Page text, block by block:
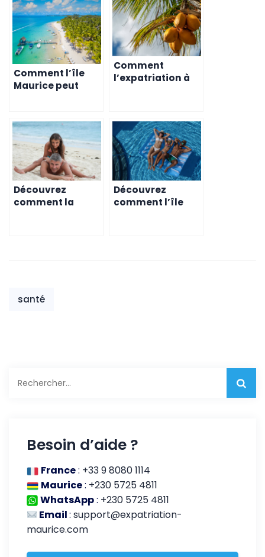
Comment l’île
Maurice peut
douleurs
chroniques
Comment
l’expatriation à
ambitions
Découvrez
comment la
Découvrez
comment l’île
santé
Besoin d’aide ?
France: +33 9 8080 1114
Maurice: +230 5725 4811
WhatsApp: +230 5725 4811
Email:support@expatriation-
maurice.com